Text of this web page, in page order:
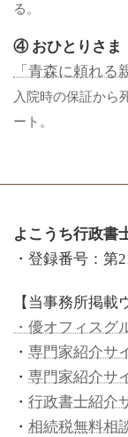
る。
④ おひとりさま
「青森に頼れる
入院時の保証から
ート。
よこうち行政書
・登録番号：第
【当事務所掲載
・優オフィスグ
・ 専門家紹介サ
・ 専門家紹介サ
・ 行政書士紹介
・ 相続税無料相